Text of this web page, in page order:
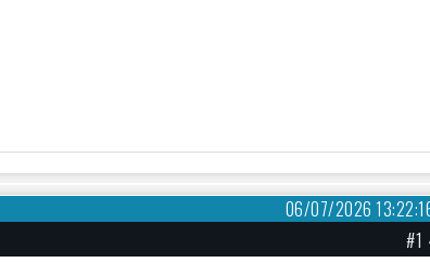
06/07/2026
#1